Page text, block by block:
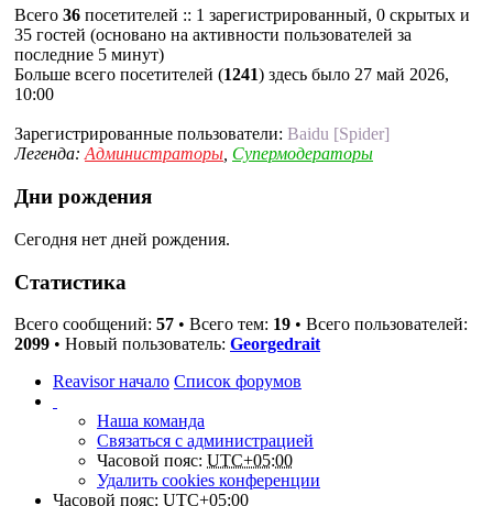
Всего 36 посетителей :: 1 зарегистрированный, 0 скрытых и
35 гостей (основано на активности пользователей за
последние 5 минут)
Больше всего посетителей (1241) здесь было 27 май 2026,
10:00
Зарегистрированные пользователи: Baidu [Spider]
Легенда:Администраторы, Супермодераторы
Дни рождения
Сегодня нет дней рождения.
Статистика
Всего сообщений: 57 • Всего тем: 19 • Всего пользователей:
2099 • Новый пользователь: Georgedrait
Reavisor начало Список форумов
Наша команда
Связаться с администрацией
Часовой пояс: UTC+05:00
Удалить cookies конференции
Часовой пояс: UTC+05:00